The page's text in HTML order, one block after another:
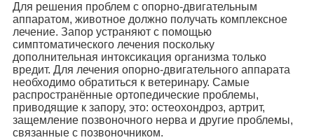
Для решения проблем с опорно-двигательным
аппаратом, животное должно получать комплексное
лечение. Запор устраняют с помощью
симптоматического лечения поскольку
дополнительная интоксикация организма только
вредит. Для лечения опорно-двигательного аппарата
необходимо обратиться к ветеринару. Самые
распространённые ортопедические проблемы,
приводящие к запору, это: остеохондроз, артрит,
защемление позвоночного нерва и другие проблемы,
связанные с позвоночником.